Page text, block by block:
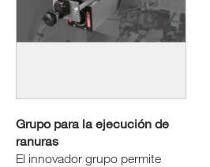
Grupo para la ejecución de
ranuras
El innovador grupo permite